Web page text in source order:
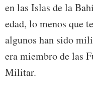
en las Islas de la
edad, lo menos que
algunos han sido
era miembro de las
Militar.